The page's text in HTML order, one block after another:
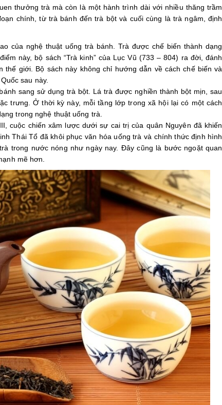
thưởng trà mà còn là một hành trình dài với nhiều thăng trầm
chính, từ trà bánh đến trà bột và cuối cùng là trà ngâm, định
của nghệ thuật uống trà bánh. Trà được chế biến thành dạng
này, bộ sách “Trà kinh” của Lục Vũ (733 – 804) ra đời, đánh
giới. Bộ sách này không chỉ hướng dẫn về cách chế biến và
sau này.
sang sử dụng trà bột. Lá trà được nghiền thành bột mịn, sau
trưng. Ở thời kỳ này, mỗi tầng lớp trong xã hội lại có một cách
trong nghệ thuật uống trà.
cuộc chiến xâm lược dưới sự cai trị của quân Nguyên đã khiến
Thái Tổ đã khôi phục văn hóa uống trà và chính thức định hình
trong nước nóng như ngày nay. Đây cũng là bước ngoặt quan
mẽ hơn.